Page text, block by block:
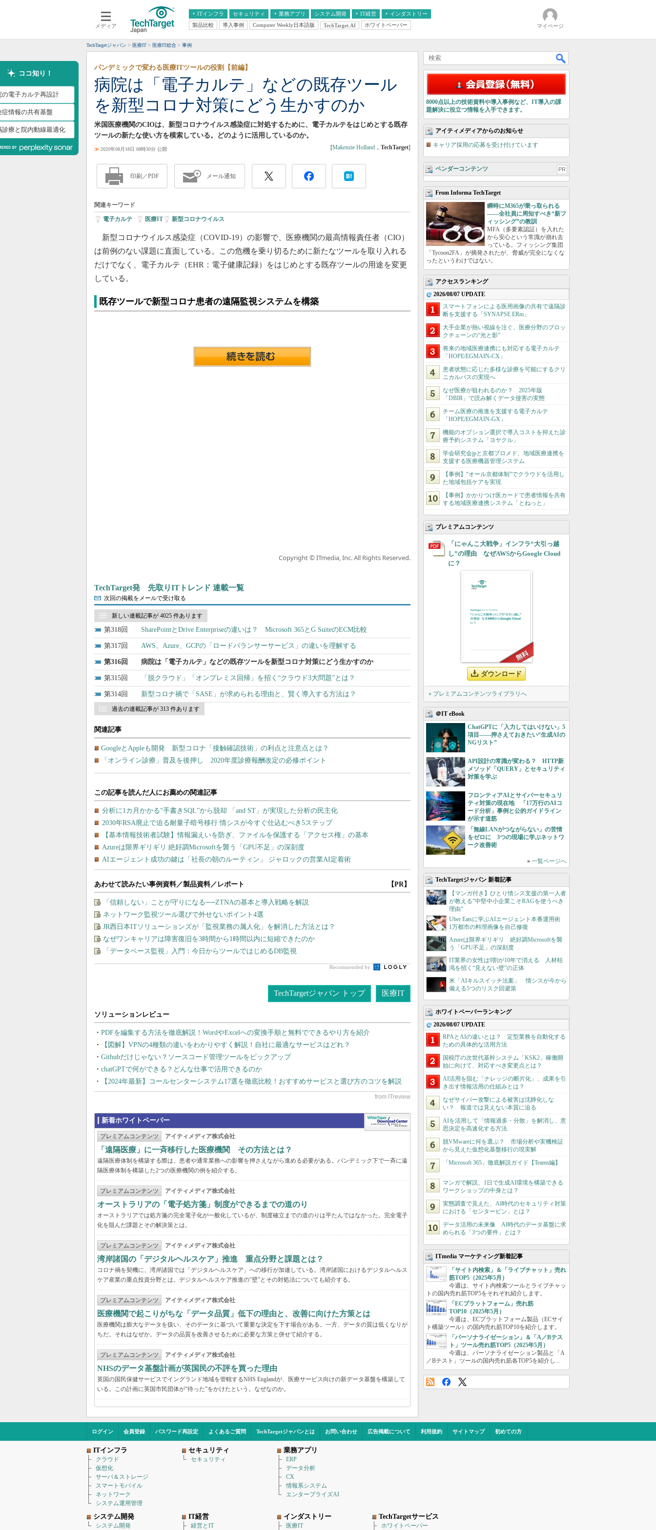
メディア
ITインフラ
クラウド
スマートモバイル
ネットワーク
システム運用管理
セキュリティ 業務アプリ
エンタープライズAI
ERP
CX
情報系システム
システム開発 IT経営
経営とIT
インダストリー
医療IT
製品比較 導入事例 Computer Weekly日本語版 TechTarget.AI ホワイトペーパー マイページ
TechTargetジャパン 医療IT 医療IT総合 事例
ココ知り！
の電子カルテ再設計
症情報の共有基盤
診療と院内動線最適化
病院は「電子カルテ」などの既存ツール
を新型コロナ対策にどう生かすのか
パンデミックで変わる医療ITツールの役割【前編】
米国医療機関のCIOは、新型コロナウイルス感染症に対処するために、電子カルテをはじめとする既存
ツールの新たな使い方を模索している。どのように活用しているのか。
≫ 2020年08月18日 08時30分 公開 [Makenzie Holland ， TechTarget]
印刷／PDF メール通知
関連キーワード
電子カルテ 医療IT 新型コロナウイルス
新型コロナウイルス感染症（COVID-19）の影響で、医療機関の最高情報責任者（CIO）
は前例のない課題に直面している。この危機を乗り切るために新たなツールを取り入れる
だけでなく、電子カルテ（EHR：電子健康記録）をはじめとする既存ツールの用途を変更
している。
既存ツールで新型コロナ患者の遠隔監視システムを構築
Copyright © ITmedia, Inc. All Rights Reserved.
TechTarget発 先取りITトレンド 連載一覧
次回の掲載をメールで受け取る
新しい連載記事が 4025 件あります
318 SharePointとDrive Enterpriseの違いは？ Microsoft 365とG SuiteのECM比較
317 AWS、Azure、GCPの「ロードバランサーサービス」の違いを理解する
316 病院は「電子カルテ」などの既存ツールを新型コロナ対策にどう生かすのか
315 「脱クラウド」「オンプレミス回帰」を招く“クラウド3大問題”とは？
314 新型コロナ禍で「SASE」が求められる理由と、賢く導入する方法は？
過去の連載記事が 313 件あります
関連記事
GoogleとAppleも開発 新型コロナ「接触確認技術」の利点と注意点とは？
「オンライン診療」普及を後押し 2020年度診療報酬改定の必修ポイント
あわせて読みたい事例資料／製品資料／レポート 【PR】
「信頼しない」ことが守りになる──ZTNAの基本と導入戦略を解説
ネットワーク監視ツール選びで外せないポイント4選
JR西日本ITソリューションズが「監視業務の属人化」を解消した方法とは？
なぜワンキャリアは障害復旧を3時間から1時間以内に短縮できたのか
「データベース監視」入門：今日からツールではじめるDB監視
Recommended by
TechTargetジャパン トップ 医療IT
PDFを編集する方法を徹底解説！WordやExcelへの変換手順と無料でできるやり方を紹介
【図解】VPNの4種類の違いをわかりやすく解説！自社に最適なサービスはどれ？
Githubだけじゃない？ソースコード管理ツールをピックアップ
chatGPTで何ができる？どんな仕事で活用できるのか
【2024年最新】コールセンターシステム17選を徹底比較！おすすめサービスと選び方のコツを解説
新着ホワイトペーパー
プレミアムコンテンツ アイティメディア株式会社
「遠隔医療」に一斉移行した医療機関 その方法とは？
遠隔医療体制を構築する際は、患者や通常業務への影響を押さえながら進める必要がある。パンデミック下で一斉に遠
隔医療体制を構築した2つの医療機関の例を紹介する。
プレミアムコンテンツ アイティメディア株式会社
オーストラリアの「電子処方箋」制度ができるまでの道のり
オーストラリアでは処方箋の完全電子化が一般化しているが、制度確立までの道のりは平たんではなかった。完全電子
化を阻んだ課題とその解決策とは。
プレミアムコンテンツ アイティメディア株式会社
湾岸諸国の「デジタルヘルスケア」推進 重点分野と課題とは？
コロナ禍を契機に、湾岸諸国では「デジタルヘルスケア」への移行が加速している。湾岸諸国におけるデジタルヘルス
ケア産業の重点投資分野とは。デジタルヘルスケア推進の”壁”とその対処法についても紹介する。
プレミアムコンテンツ アイティメディア株式会社
医療機関で起こりがちな「データ品質」低下の理由と、改善に向けた方策とは
医療機関は膨大なデータを扱い、そのデータに基づいて重要な決定を下す場合がある。一方、データの質は低くなりが
ちだ。それはなぜか。データの品質を改善させるために必要な方策と併せて紹介する。
プレミアムコンテンツ アイティメディア株式会社
NHSのデータ基盤計画が英国民の不評を買った理由
英国の国民保健サービスでイングランド地域を管轄するNHS Englandが、医療サービス向けの新データ基盤を構築して
いる。この計画に英国市民団体が“待った”をかけたという。なぜなのか。
8000点以上の技術資料や導入事例など、IT導入の課
題解決に役立つ情報を入手できます。
アイティメディアからのお知らせ
キャリア採用の応募を受け付けています
ベンダーコンテンツ PR
From Informa TechTarget
瞬時にM365が乗っ取られる
――全社員に周知すべき“新フ
ィッシング”の教訓
MFA（多要素認証）を入れた
から安心という常識が崩れ去
っている。フィッシング集団
「Tycoon2FA」が摘発されたが、脅威が完全になくな
ったというわけではない。
アクセスランキング
2026/08/07 UPDATE
スマートフォンによる医用画像の共有で遠隔診
断を支援する「SYNAPSE ERm」
大手企業が熱い視線を注ぐ、医療分野のブロッ
クチェーンの“光と影”
将来の地域医療連携にも対応する電子カルテ
「HOPE/EGMAIN-CX」
患者状態に応じた多様な診療を可能にするクリ
ニカルパスの実現へ
なぜ医療が狙われるのか？ 2025年版
「DBIR」で読み解くデータ侵害の実態
チーム医療の推進を支援する電子カルテ
「HOPE/EGMAIN-GX」
機能のオプション選択で導入コストを抑えた診
療予約システム「ヨヤクル」
学会研究会jpと京都プロメド、地域医療連携を
支援する医療機器管理システム
【事例】“オール京都体制”でクラウドを活用し
た地域包括ケアを実現
【事例】かかりつけ医カードで患者情報を共有
する地域医療連携システム「とねっと」
プレミアムコンテンツ
「にゃんこ大戦争」インフラ“大引っ越
し”の理由 なぜAWSからGoogle Cloud
に？
ダウンロード
» プレミアムコンテンツライブラリへ
＠IT eBook
ChatGPTに「入力してはいけない」5
項目――押さえておきたい“生成AIの
NGリスト”
API設計の常識が変わる？ HTTP新
メソッド「QUERY」とセキュリティ
対策を学ぶ
フロンティアAIとサイバーセキュリ
ティ対策の現在地 「17万行のAIコ
ード分析」事例と公的ガイドライン
が示す道筋
「無線LANがつながらない」の苦情
をゼロに 3つの現場に学ぶネットワ
ーク改善術
» 一覧ページへ
TechTargetジャパン 新着記事
【マンガ付き】ひとり情シス支援の第一人者
が教える”中堅中小企業こそRAGを使うべき
理由”
Uber Eatsに学ぶAIエージェント本番運用術
1万都市の料理画像を自己修復
Azureは限界ギリギリ 絶好調Microsoftを襲
う「GPU不足」の深刻度
IT業界の女性は9割が10年で消える 人材枯
渇を招く“見えない壁”の正体
米「AIキルスイッチ法案」 情シスが今から
備える5つのリスク回避策
ホワイトペーパーランキング
2026/08/07 UPDATE
RPAとAIの違いとは？ 定型業務を自動化する
ための具体的な活用方法
国税庁の次世代基幹システム「KSK2」稼働開
始に向けて、対応すべき変更点とは？
AI活用を阻む「ナレッジの断片化」、成果を引
き出す情報活用の仕組みとは？
なぜサイバー攻撃による被害は沈静化しな
い？ 報道では見えない本質に迫る
AIを活用して「情報過多・分散」を解消し、意
思決定を高速化する方法
脱VMwareに何を選ぶ？ 市場分析や実機検証
から見えた仮想化基盤移行の現実解
「Microsoft 365」徹底解説ガイド【Teams編】
マンガで解説、1日で生成AI環境を構築できる
ワークショップの中身とは？
実態調査で見えた、AI時代のセキュリティ対策
における「センターピン」とは？
データ活用の未来像 AI時代のデータ基盤に求
められる「3つの要件」とは？
ITmedia マーケティング新着記事
「サイト内検索」＆「ライブチャット」売れ
筋TOP5（2025年5月）
今週は、サイト内検索ツールとライブチャッ
トの国内売れ筋TOP5をそれぞれ紹介します。
「ECプラットフォーム」売れ筋
TOP10（2025年5月）
今週は、ECプラットフォーム製品（ECサイ
ト構築ツール）の国内売れ筋TOP10を紹介します。
「パーソナライゼーション」＆「A／Bテス
ト」ツール売れ筋TOP5（2025年5月）
今週は、パーソナライゼーション製品と「A
／Bテスト」ツールの国内売れ筋各TOP5を紹介し...
ログイン 会員登録 パスワード再設定 よくあるご質問 TechTargetジャパンとは お問い合わせ 広告掲載について 利用規約 サイトマップ 初めての方
ITインフラ
クラウド
仮想化
サーバ＆ストレージ
スマートモバイル
ネットワーク
システム運用管理
セキュリティ
セキュリティ
業務アプリ
ERP
データ分析
CX
情報系システム
エンタープライズAI
システム開発
システム開発
IT経営
経営とIT
インダストリー
医療IT
TechTargetサービス
ホワイトペーパー